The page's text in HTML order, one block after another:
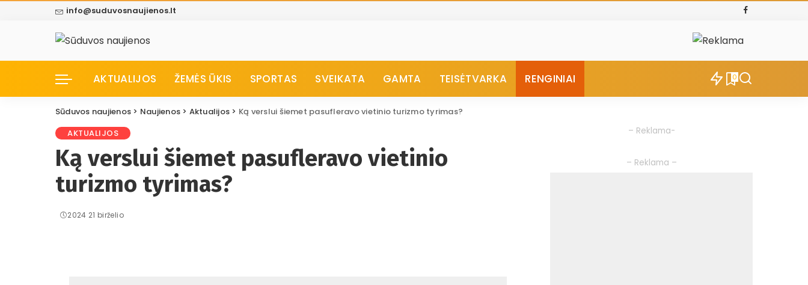
info@suduvosnaujienos.lt
AKTUALIJOS ŽEMĖS ŪKIS SPORTAS SVEIKATA GAMTA TEISĖTVARKA RENGINIAI 0
Sūduvos naujienos > Naujienos > Aktualijos > Ką verslui šiemet pasufleravo vietinio turizmo tyrimas?
AKTUALIJOS
Ką verslui šiemet pasufleravo vietinio
turizmo tyrimas?
2024 21 birželio
– Reklama-
– Reklama –